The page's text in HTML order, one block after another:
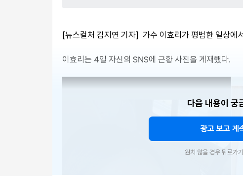
[뉴스컬처 김지연 기자] 가수 이효리가 평범한 일상에
이효리는 4일 자신의 SNS에 근황 사진을 게재했다.
다음 내용이 궁
광고 보고 계
원치 않을 경우 뒤로가